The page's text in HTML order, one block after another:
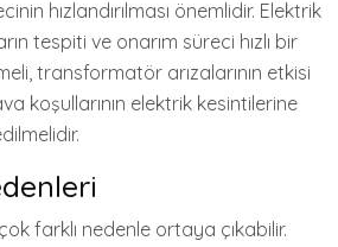
hızlandırılması önemlidir. Elektrik
tespiti ve onarım süreci hızlı bir
transformatör arızalarının etkisi
koşullarının elektrik kesintilerine
farklı nedenle ortaya çıkabilir.